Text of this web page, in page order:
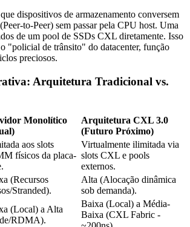
dispositivos de armazenamento conversem
to-Peer) sem passar pela CPU host. Uma
de um pool de SSDs CXL diretamente. Isso
"policial de trânsito" do datacenter, função
preciosos.
Arquitetura Tradicional vs.
Monolítico
Arquitetura CXL 3.0
(Futuro Próximo)
aos slots
físicos da placa-
Virtualmente ilimitada via
slots CXL e pools
externos.
(Recursos
Stranded).
Alta (Alocação dinâmica
sob demanda).
(Local) a Alta
RDMA).
Baixa (Local) a Média-
Baixa (CXL Fabric -